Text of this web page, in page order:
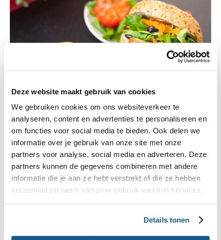
Deze website maakt gebruik van cookies
We gebruiken cookies om ons websiteverkeer te
analyseren, content en advertenties te personaliseren en
om functies voor social media te bieden. Ook delen we
informatie over je gebruik van onze site met onze
partners voor analyse, social media en adverteren. Deze
partners kunnen de gegevens combineren met andere
informatie die je aan ze hebt verstrekt of die ze hebben
verzameld op basis van jouw gebruik van hun services.
Details tonen
Woensdag
Maak op schoolniveau een start met 'gezonder
aanbod in de kantine': Een gezonde
schoolkantine begint met het vormen van een
Gezonde Schoolkantine-team. Daarin zit de
studenten. Voor een gezonder en duurzamer